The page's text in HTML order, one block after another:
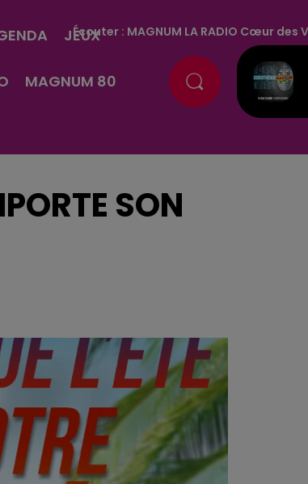
JEUX
MAGNUM 80
Écouter : MAGNUM LA RADIO Cœur des
SON